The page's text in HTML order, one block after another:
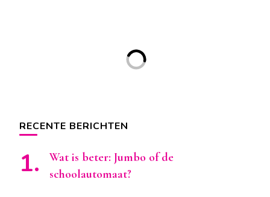
RECENTE BERICHTEN
Wat is beter: Jumbo of de
schoolautomaat?